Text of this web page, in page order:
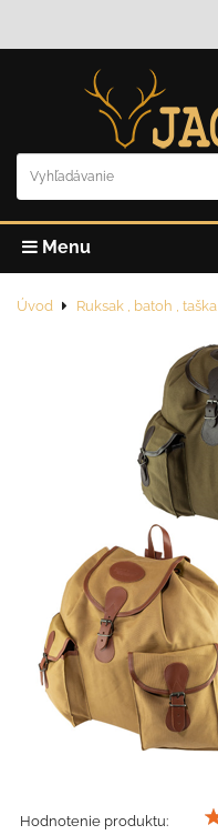
Menu
Úvod Ruksak , batoh , taška
Hodnotenie produktu: